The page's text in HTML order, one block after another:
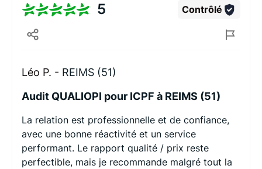
5 Contrôlé
Léo P. - REIMS (51)
Audit QUALIOPI pour ICPF à REIMS (51)
La relation est professionnelle et de confiance,
avec une bonne réactivité et un service
performant. Le rapport qualité / prix reste
perfectible, mais je recommande malgré tout la